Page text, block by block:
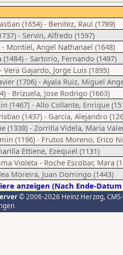
(1654) - Benitez, Raul (1789)
- Servin, Alfredo (1597)
- Montiel, Angel Nathanael (1648)
(1484) - Sartorio, Fernando (1497)
Vera Gajardo, Jorge Luis (1895)
(1706) - Ayala Ruiz, Miguel
- Brizuela, Jose Rodrigo (1663)
(1467) - Allo Collante, Enrique
(1437) - Garcia, Alejandro
(1338) - Zorrilla Videla, Maria
(1196) - Frutos Moreno, Erico
Ettiene, Ezequiel (1131)
Violeta - Roche Escobar, Mara
Moreira, Juan Domingo (1443)
anzeigen (Nach Ende-
© 2006-2026 Heinz Herzog,